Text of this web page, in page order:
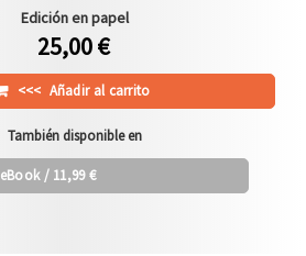
Edición en papel
25,00 €
<<< Añadir al carrito
También disponible en
eBook/ 11,99 €